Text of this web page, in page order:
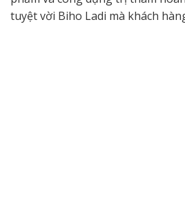
tuyệt vời Biho Ladi mà khách